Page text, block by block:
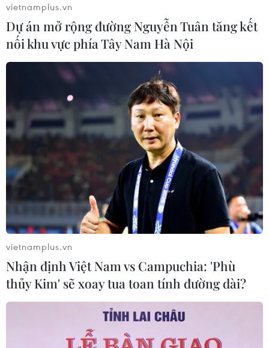
vietnamplus.vn
Dự án mở rộng đường Nguyễn Tuân tăng kết
nối khu vực phía Tây Nam Hà Nội
vietnamplus.vn
Nhận định Việt Nam vs Campuchia: 'Phù
thủy Kim' sẽ xoay tua toan tính đường dài?